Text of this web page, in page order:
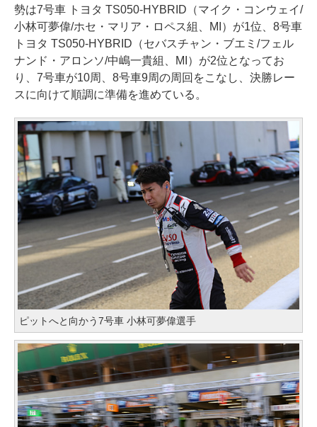
勢は7号車 トヨタ TS050-HYBRID（マイク・コンウェイ/
小林可夢偉/ホセ・マリア・ロペス組、MI）が1位、8号車
トヨタ TS050-HYBRID（セバスチャン・ブエミ/フェル
ナンド・アロンソ/中嶋一貴組、MI）が2位となってお
り、7号車が10周、8号車9周の周回をこなし、決勝レー
スに向けて順調に準備を進めている。
ピットへと向かう7号車 小林可夢偉選手